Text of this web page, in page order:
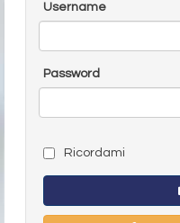
Username
Password
Ricordami